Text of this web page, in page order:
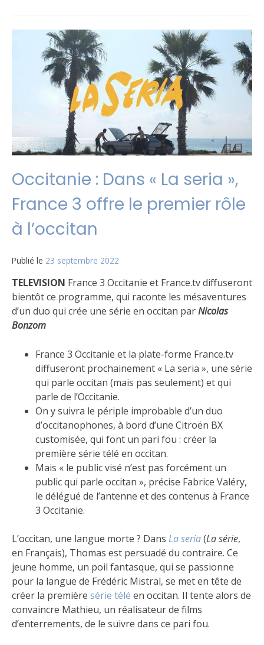
Occitanie : Dans « La seria »,
France 3 offre le premier rôle
à l’occitan
Publié le 23 septembre 2022
TELEVISION France 3 Occitanie et France.tv diffuseront
bientôt ce programme, qui raconte les mésaventures
d’un duo qui crée une série en occitan parNicolas
Bonzom
France 3 Occitanie et la plate-forme France.tv
diffuseront prochainement « La seria », une série
qui parle occitan (mais pas seulement) et qui
parle de l’Occitanie.
On y suivra le périple improbable d’un duo
d’occitanophones, à bord d’une Citroën BX
customisée, qui font un pari fou : créer la
première série télé en occitan.
Mais « le public visé n’est pas forcément un
public qui parle occitan », précise Fabrice Valéry,
le délégué de l’antenne et des contenus à France
3 Occitanie.
L’occitan, une langue morte ? Dans La seria(La série,
en Français), Thomas est persuadé du contraire. Ce
jeune homme, un poil fantasque, qui se passionne
pour la langue de Frédéric Mistral, se met en tête de
créer la première série télé en occitan. Il tente alors de
convaincre Mathieu, un réalisateur de films
d’enterrements, de le suivre dans ce pari fou.